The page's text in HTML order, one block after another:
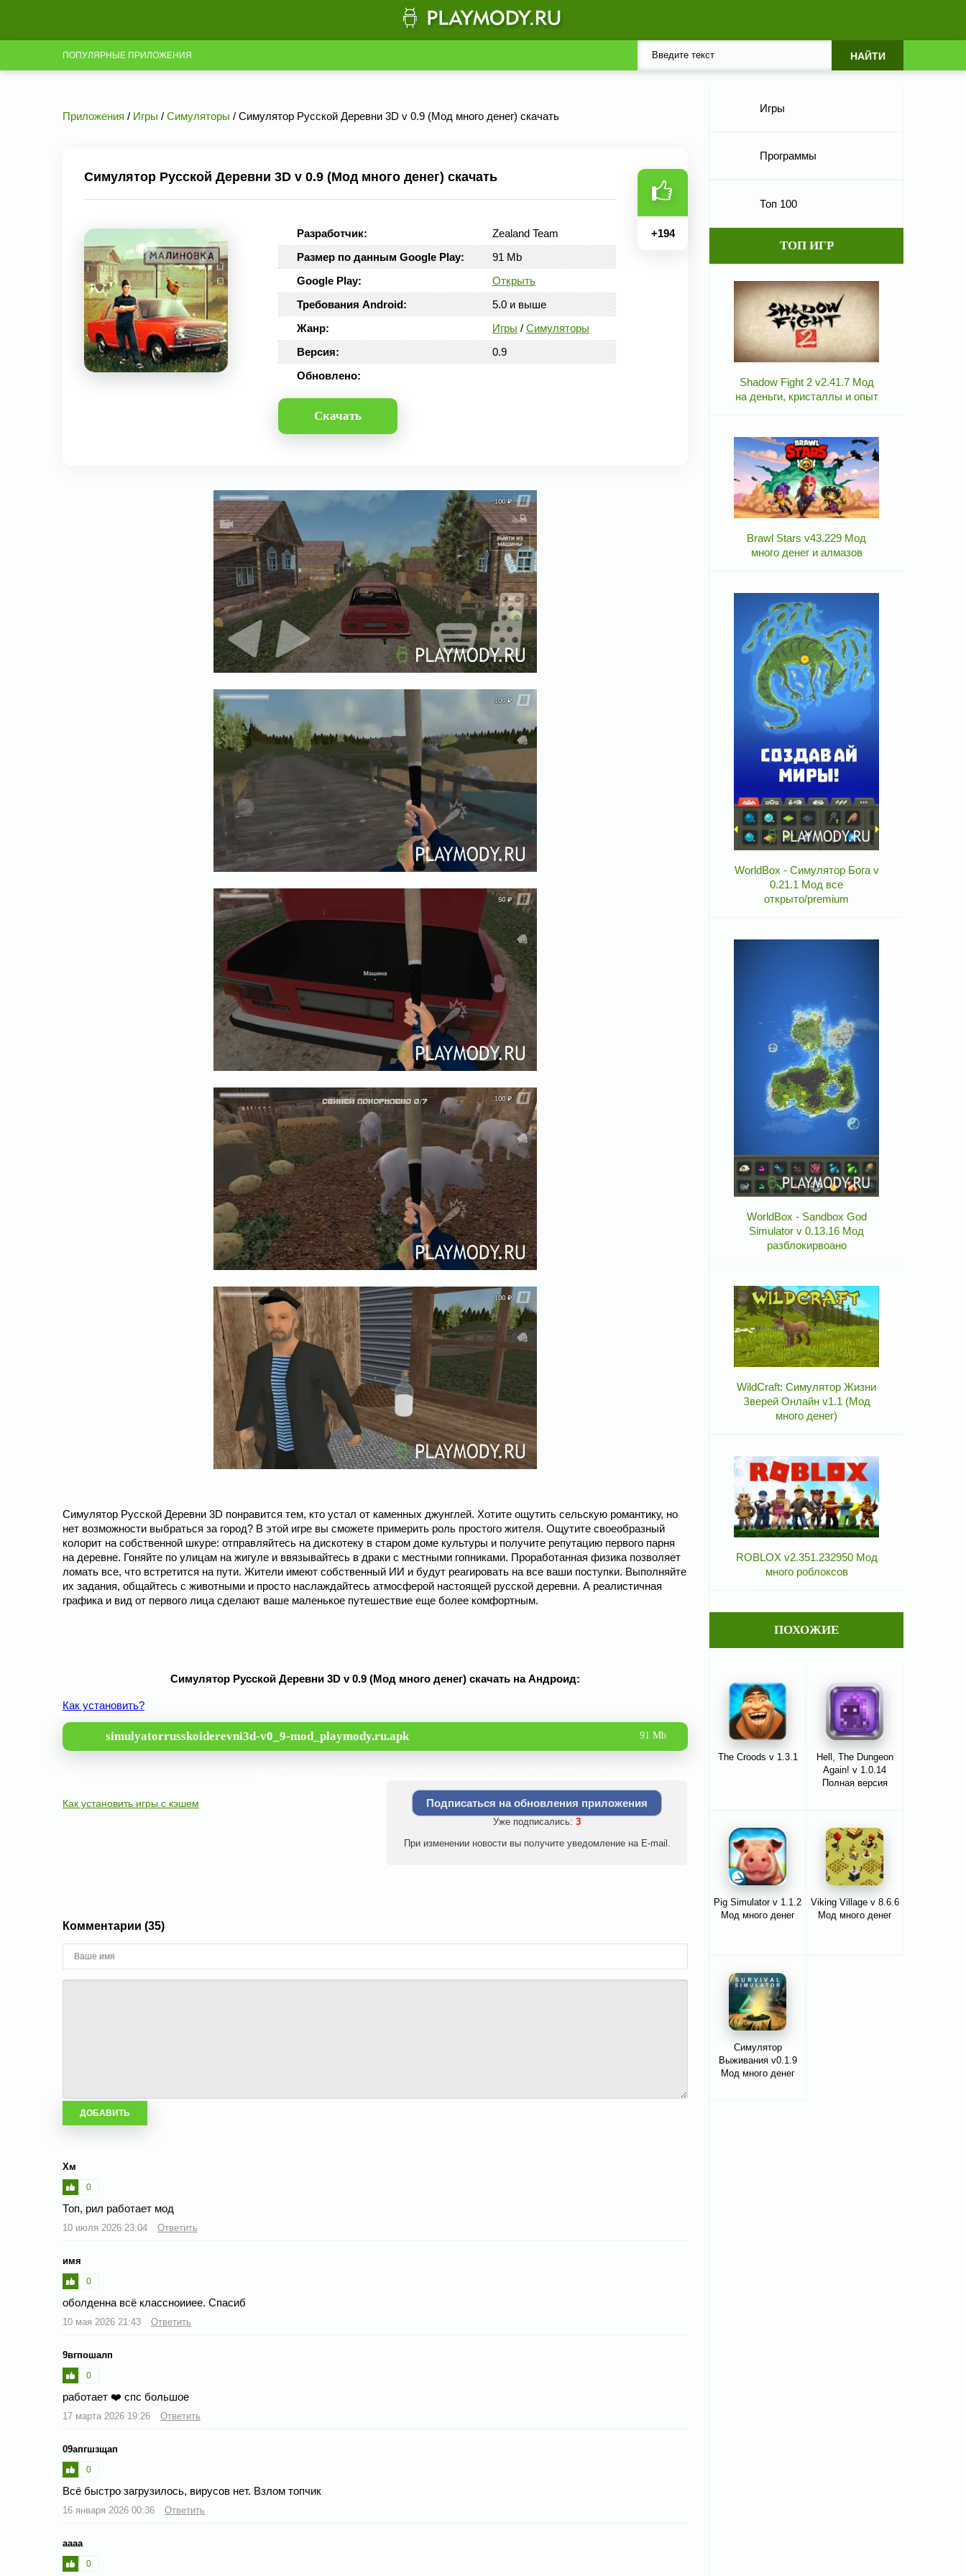
ПОПУЛЯРНЫЕ ПРИЛОЖЕНИЯ
Приложения / Игры / Симуляторы / Симулятор Русской Деревни 3D v 0.9 (Мод много денег) скачать
Симулятор Русской Деревни 3D v 0.9 (Мод много денег) скачать
Разработчик:
Zealand Team
Размер по данным Google Play:
91 Mb
Google Play:
Открыть
Требования Android:
5.0 и выше
Жанр:
Игры / Симуляторы
Версия:
0.9
Обновлено:
Скачать
+194
Симулятор Русской Деревни 3D понравится тем, кто устал от каменных джунглей. Хотите ощутить сельскую романтику, но
нет возможности выбраться за город? В этой игре вы сможете примерить роль простого жителя. Ощутите своеобразный
колорит на собственной шкуре: отправляйтесь на дискотеку в старом доме культуры и получите репутацию первого парня
на деревне. Гоняйте по улицам на жигуле и ввязывайтесь в драки с местными гопниками. Проработанная физика позволяет
ломать все, что встретится на пути. Жители имеют собственный ИИ и будут реагировать на все ваши поступки. Выполняйте
их задания, общайтесь с животными и просто наслаждайтесь атмосферой настоящей русской деревни. А реалистичная
графика и вид от первого лица сделают ваше маленькое путешествие еще более комфортным.
Симулятор Русской Деревни 3D v 0.9 (Мод много денег) скачать на Андроид:
Как установить?
simulyatorrusskoiderevni3d-v0_9-mod_playmody.ru.apk 91 Mb
Как установить игры с кэшем Подписаться на обновления приложения
Уже подписались: 3
При изменении новости вы получите уведомление на E-mail.
Комментарии (35)
Хм
0
Топ, рил работает мод
10 июля 2026 23:04 Ответить
имя
0
оболденна всё классноииее. Спасиб
10 мая 2026 21:43 Ответить
9вгпошалп
0
работает ❤️ спс большое
17 марта 2026 19:26 Ответить
09апгшзщап
0
Всё быстро загрузилось, вирусов нет. Взлом топчик
16 января 2026 00:36 Ответить
аааа
0
Игры
Программы
Топ 100
ТОП ИГР
Shadow Fight 2 v2.41.7 Мод
на деньги, кристаллы и опыт
Brawl Stars v43.229 Мод
много денег и алмазов
WorldBox - Симулятор Бога v
0.21.1 Мод все
открыто/premium
WorldBox - Sandbox God
Simulator v 0.13.16 Мод
разблокирвоано
WildCraft: Симулятор Жизни
Зверей Онлайн v1.1 (Мод
много денег)
ROBLOX v2.351.232950 Мод
много роблоксов
ПОХОЖИЕ
The Croods v 1.3.1
Hell, The Dungeon
Again! v 1.0.14
Полная версия
Pig Simulator v 1.1.2
Мод много денег
Viking Village v 8.6.6
Мод много денег
Симулятор
Выживания v0.1.9
Мод много денег